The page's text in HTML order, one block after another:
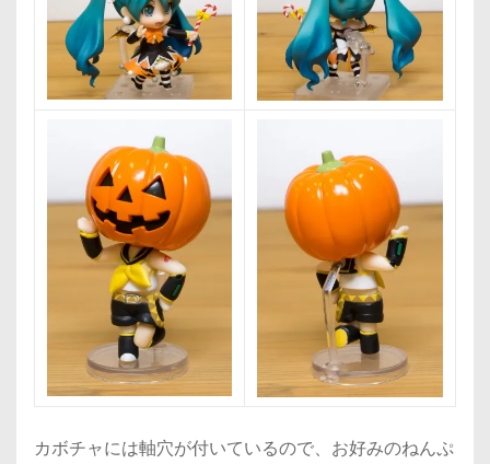
カボチャには軸穴が付いているので、お好みのねんぷ